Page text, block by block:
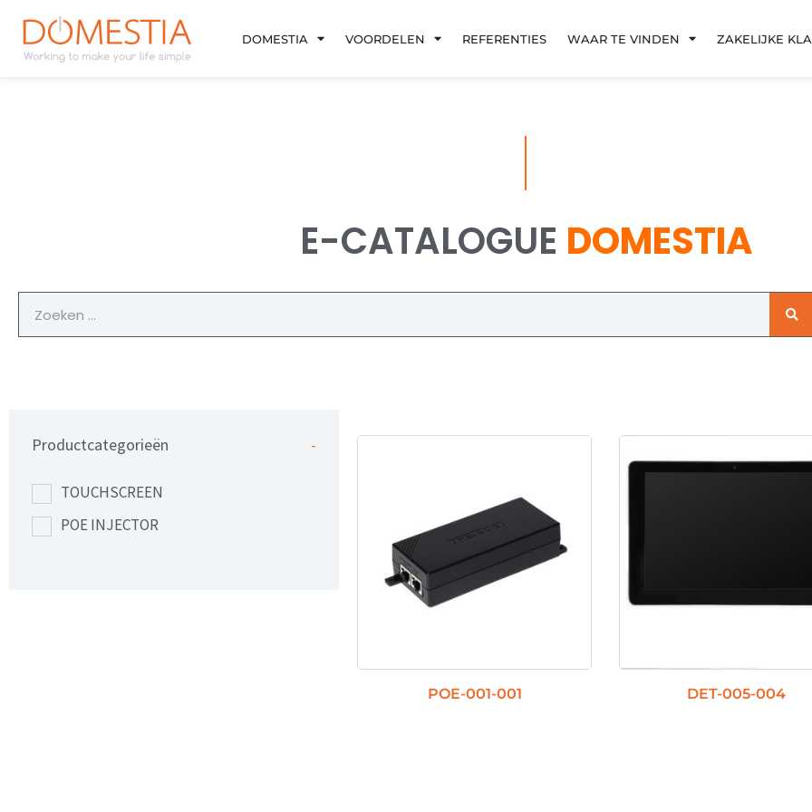
naar
DOMESTIA VOORDELEN REFERENTIES WAAR TE VINDEN ZAKELIJKE
E-CATALOGUE DOMESTIA
Productcategorieën -
TOUCHSCREEN
POE INJECTOR
TOUCHSCREEN
POE INJECTOR
POE-001-001 DET-005-004